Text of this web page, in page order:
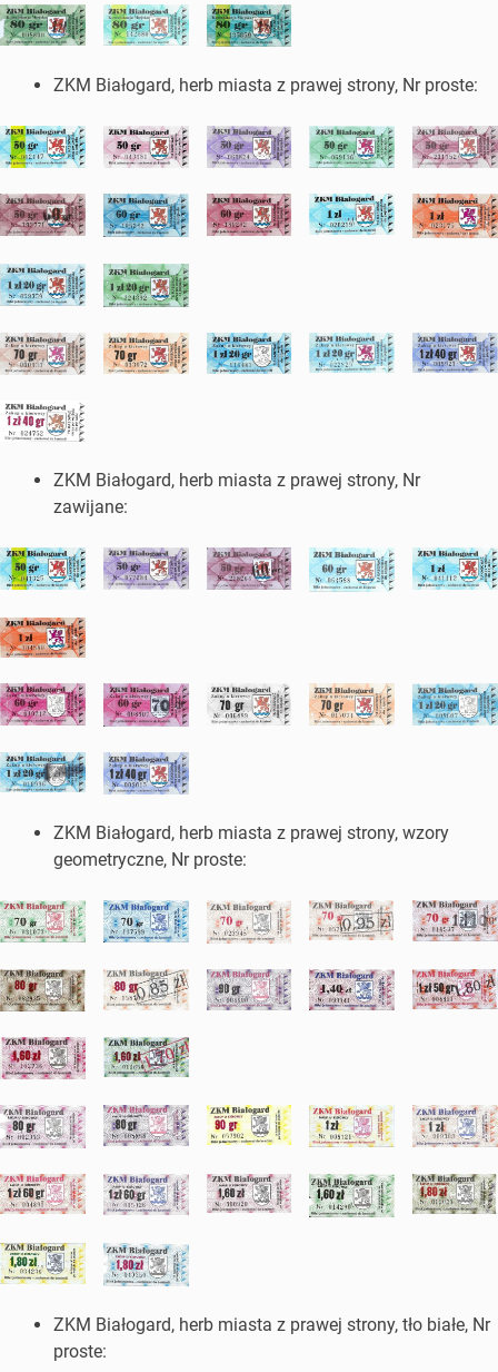
ZKM Białogard, herb miasta z prawej strony, Nr proste:
ZKM Białogard, herb miasta z prawej strony, Nr
zawijane:
ZKM Białogard, herb miasta z prawej strony, wzory
geometryczne, Nr proste:
ZKM Białogard, herb miasta z prawej strony, tło białe, Nr
proste: